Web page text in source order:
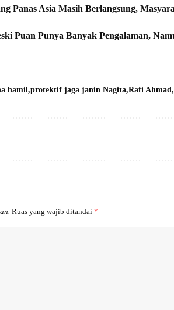
Panas Asia Masih Berlangsung,
Puan Punya Banyak Pengalaman,
hamil protektif jaga janin Nagita Rafi Ahmad
Ruas yang wajib ditandai *